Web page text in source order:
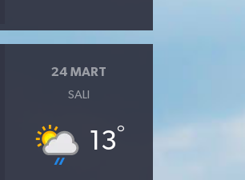
24 MART
SALI
13°